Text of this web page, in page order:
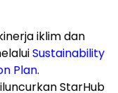
iklim dan
Sustainability
Plan.
StarHub